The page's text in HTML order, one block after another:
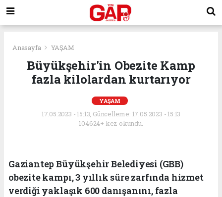
Anasayfa YAŞAM
Büyükşehir'in Obezite Kamp
fazla kilolardan kurtarıyor
YAŞAM
17.05.2023 - 15:13, Güncelleme: 17.05.2023 - 15:13
104624+ kez okundu.
Gaziantep Büyükşehir Belediyesi (GBB)
obezite kampı, 3 yıllık süre zarfında hizmet
verdiği yaklaşık 600 danışanını, fazla